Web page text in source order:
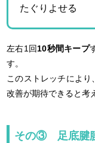
たぐりよせる
左右1回10秒間キープ
す。
このストレッチによ
改善が期待できると考
その③ 足底腱